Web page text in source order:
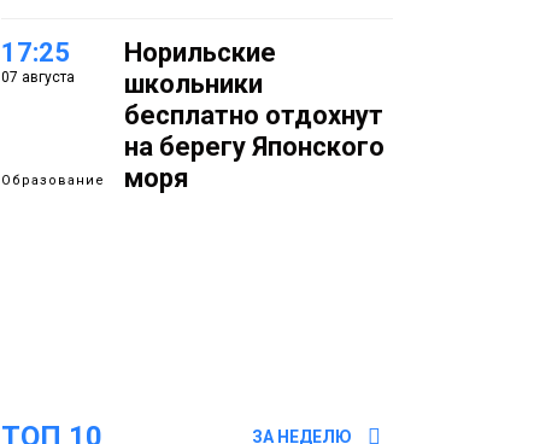
17:25
07 августа
Образование
Норильские
школьники
бесплатно отдохнут
на берегу Японского
моря
ТОП 10 ЗА НЕДЕЛЮ